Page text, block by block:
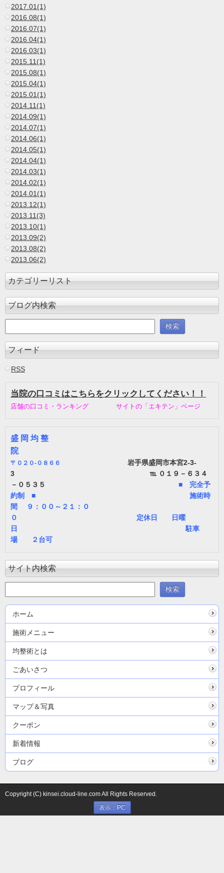
2017.01(1)
2016.08(1)
2016.07(1)
2016.04(1)
2016.03(1)
2015.11(1)
2015.08(1)
2015.04(1)
2015.01(1)
2014.11(1)
2014.09(1)
2014.07(1)
2014.06(1)
2014.05(1)
2014.04(1)
2014.03(1)
2014.02(1)
2014.01(1)
2013.12(1)
2013.11(3)
2013.10(1)
2013.09(2)
2013.08(2)
2013.06(2)
カテゴリーリスト
ブログ内検索
フィード
RSS
当院の口コミはこちらをクリックしてください！！
店舗の口コミ・ランキング サイトの「エキテン」ページ
盛 岡 均 整
院
〒 ０２０-０８６６
岩手県盛岡市本宮2-3-
3 ℡ ０１９－６３４
－０５３５
■ 完全予
約制 ■ 施術時
間 ９：００～２１：０
０ 定休日 日曜
日 駐車
場 ２台可
サイト内検索
ホーム
施術メニュー
均整術とは
ごあいさつ
プロフィール
マップ＆写真
クーポン
新着情報
ブログ
Copyright (C) kinsei.cloud-line.com All Rights Reserved.
表示：PC